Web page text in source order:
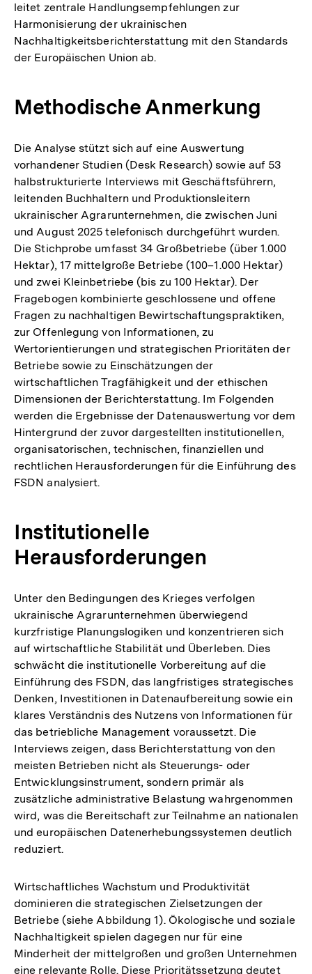
leitet zentrale Handlungsempfehlungen zur
Harmonisierung der ukrainischen
Nachhaltigkeitsberichterstattung mit den Standards
der Europäischen Union ab.
Methodische Anmerkung
Die Analyse stützt sich auf eine Auswertung
vorhandener Studien (Desk Research) sowie auf 53
halbstrukturierte Interviews mit Geschäftsführern,
leitenden Buchhaltern und Produktionsleitern
ukrainischer Agrarunternehmen, die zwischen Juni
und August 2025 telefonisch durchgeführt wurden.
Die Stichprobe umfasst 34 Großbetriebe (über 1.000
Hektar), 17 mittelgroße Betriebe (100–1.000 Hektar)
und zwei Kleinbetriebe (bis zu 100 Hektar). Der
Fragebogen kombinierte geschlossene und offene
Fragen zu nachhaltigen Bewirtschaftungspraktiken,
zur Offenlegung von Informationen, zu
Wertorientierungen und strategischen Prioritäten der
Betriebe sowie zu Einschätzungen der
wirtschaftlichen Tragfähigkeit und der ethischen
Dimensionen der Berichterstattung. Im Folgenden
werden die Ergebnisse der Datenauswertung vor dem
Hintergrund der zuvor dargestellten institutionellen,
organisatorischen, technischen, finanziellen und
rechtlichen Herausforderungen für die Einführung des
FSDN analysiert.
Institutionelle
Herausforderungen
Unter den Bedingungen des Krieges verfolgen
ukrainische Agrarunternehmen überwiegend
kurzfristige Planungslogiken und konzentrieren sich
auf wirtschaftliche Stabilität und Überleben. Dies
schwächt die institutionelle Vorbereitung auf die
Einführung des FSDN, das langfristiges strategisches
Denken, Investitionen in Datenaufbereitung sowie ein
klares Verständnis des Nutzens von Informationen für
das betriebliche Management voraussetzt. Die
Interviews zeigen, dass Berichterstattung von den
meisten Betrieben nicht als Steuerungs- oder
Entwicklungsinstrument, sondern primär als
zusätzliche administrative Belastung wahrgenommen
wird, was die Bereitschaft zur Teilnahme an nationalen
und europäischen Datenerhebungssystemen deutlich
reduziert.
Wirtschaftliches Wachstum und Produktivität
dominieren die strategischen Zielsetzungen der
Betriebe (siehe Abbildung 1). Ökologische und soziale
Nachhaltigkeit spielen dagegen nur für eine
Minderheit der mittelgroßen und großen Unternehmen
eine relevante Rolle. Diese Prioritätssetzung deutet